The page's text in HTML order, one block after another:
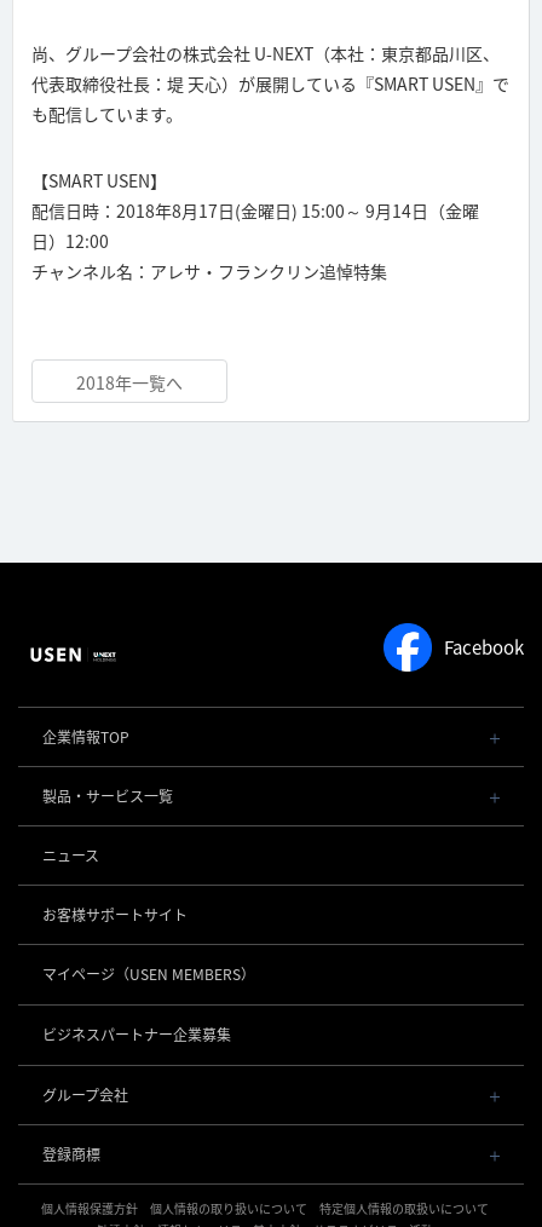
尚、グループ会社の株式会社 U-NEXT（本社：東京都品川区、
代表取締役社長：堤 天心）が展開している『SMART USEN』で
も配信しています。
【SMART USEN】
配信日時：2018年8月17日(金曜日) 15:00～ 9月14日（金曜
日）12:00
チャンネル名：アレサ・フランクリン追悼特集
2018年一覧へ
Facebook
企業情報TOP
会社概要・役員一覧
事業内容
社長メッセージ
事業所一覧
店舗DX
グループ会社
製品・サービス一覧
POSレジ 他
USENレジ
USENセルフレジ
USENレジTAB HEALTHCARE
USEN ハンディ
USEN Mobile Order
USEN Tablet Order
USEN Order & Pay
USEN My Menu Premium
キャッシュレス決済
USEN PAY
USEN PAY QR
KettyBot Pro（配膳）
PuduBot2（配膳）
BellaBot Pro（配膳）
PUDU T300（運搬）
PUDU CC1（清掃）
集客・予約
USEN SMART RESERVE
ヒトサラ
サロン向け予約システム
⁩音楽配信
USEN MUSIC Entertainment
OTORAKU -音・楽-
CM録音機能つきBGM
通信
USEN AIR UNLIMITED
USEN AIR
USEN PHONE
防犯カメラ
お役立ち情報
ニュース
お客様サポートサイト
マイページ （USEN MEMBERS）
ビジネスパートナー企業募集
グループ会社
USEN & U-NEXT GROUP
株式会社 U-NEXT HOLDINGS
登録商標
登録第７０２６８８０号
個人情報保護方針 個人情報の取り扱いについて
特定個人情報の取扱いについて